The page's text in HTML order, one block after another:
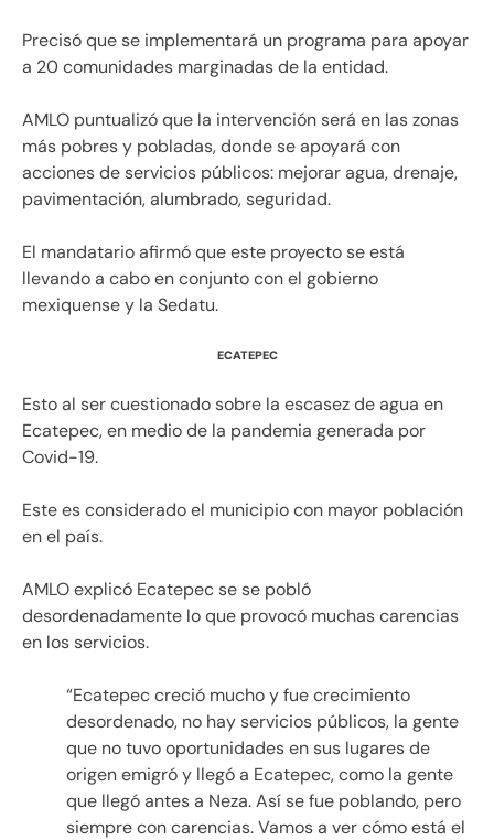
Precisó que se implementará un programa para apoyar
a 20 comunidades marginadas de la entidad.
AMLO puntualizó que la intervención será en las zonas
más pobres y pobladas, donde se apoyará con
acciones de servicios públicos: mejorar agua, drenaje,
pavimentación, alumbrado, seguridad.
El mandatario afirmó que este proyecto se está
llevando a cabo en conjunto con el gobierno
mexiquense y la Sedatu.
ECATEPEC
Esto al ser cuestionado sobre la escasez de agua en
Ecatepec, en medio de la pandemia generada por
Covid-19.
Este es considerado el municipio con mayor población
en el país.
AMLO explicó Ecatepec se se pobló
desordenadamente lo que provocó muchas carencias
en los servicios.
“Ecatepec creció mucho y fue crecimiento
desordenado, no hay servicios públicos, la gente
que no tuvo oportunidades en sus lugares de
origen emigró y llegó a Ecatepec, como la gente
que llegó antes a Neza. Así se fue poblando, pero
siempre con carencias. Vamos a ver cómo está el